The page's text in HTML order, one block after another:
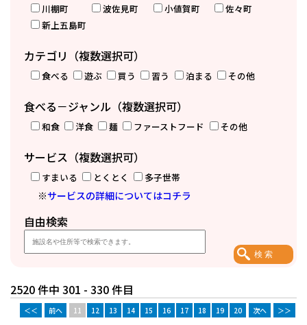
川棚町
波佐見町 小値賀町
佐々町
新上五島町
カテゴリ（複数選択可）
食べる 遊ぶ 買う 習う 泊まる その他
食べる－ジャンル（複数選択可）
和食 洋食 麺 ファーストフード その他
サービス（複数選択可）
すまいる とくとく 多子世帯
※サービスの詳細についてはコチラ
自由検索
2520 件中 301 - 330 件目
＜＜ 前へ 11 12 13 14 15 16 17 18 19 20 次へ ＞＞